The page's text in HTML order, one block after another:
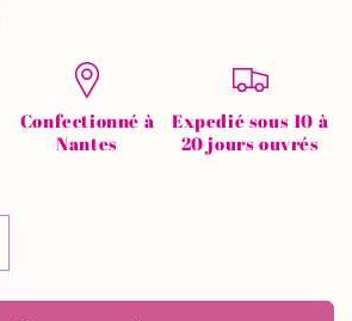
Confectionné à
Nantes
Expedié sous 10 à
20 jours ouvrés